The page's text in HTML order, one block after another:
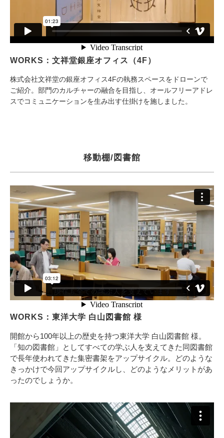
WORKS：文祥堂銀座オフィス（4F）
株式会社文祥堂の銀座オフィス4Fの執務スペースをドローンで
ご紹介。部門のカルチャーの融合を目指し、オールフリーアドレ
スでコミュニケーションを生み出す仕掛けを施しました。
移動棚/図書館
WORKS：東洋大学 白山図書館 様
開館から100年以上の歴史を持つ東洋大学 白山図書館 様。
「知の図書館」としてすべての学ぶ人を支えてきた同図書館
で長年使われてきた集密書架をアップサイクル。どのような
きっかけで今回アップサイクルし、どのようなメリットがあ
ったのでしょうか。